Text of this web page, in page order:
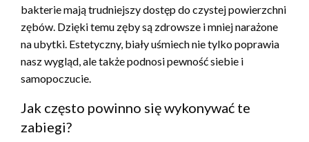
bakterie mają trudniejszy dostęp do czystej powierzchni
zębów. Dzięki temu zęby są zdrowsze i mniej narażone
na ubytki. Estetyczny, biały uśmiech nie tylko poprawia
nasz wygląd, ale także podnosi pewność siebie i
samopoczucie.
Jak często powinno się wykonywać te
zabiegi?